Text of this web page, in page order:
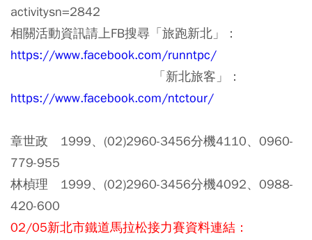
activitysn=2842
相關活動資訊請上FB搜尋「旅跑新北」：
https://www.facebook.com/runntpc/
「新北旅客」：
https://www.facebook.com/ntctour/
章世政 1999、(02)2960-3456分機4110、0960-
779-955
林楨理 1999、(02)2960-3456分機4092、0988-
420-600
02/05新北市鐵道馬拉松接力賽資料連結：